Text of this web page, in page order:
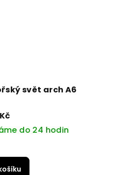
svět arch A6
do 24 hodin